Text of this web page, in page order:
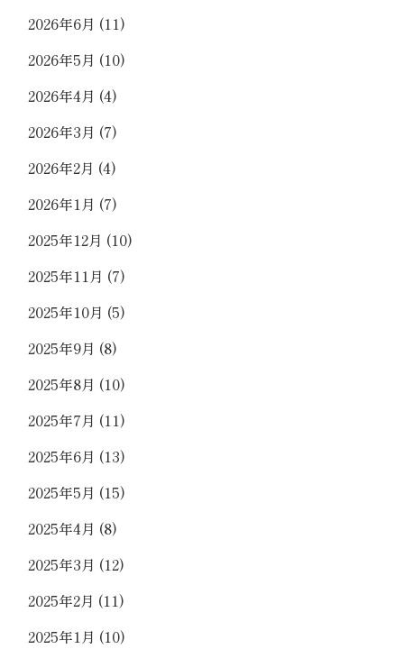
2026年6月 (11)
2026年5月 (10)
2026年4月 (4)
2026年3月 (7)
2026年2月 (4)
2026年1月 (7)
2025年12月 (10)
2025年11月 (7)
2025年10月 (5)
2025年9月 (8)
2025年8月 (10)
2025年7月 (11)
2025年6月 (13)
2025年5月 (15)
2025年4月 (8)
2025年3月 (12)
2025年2月 (11)
2025年1月 (10)